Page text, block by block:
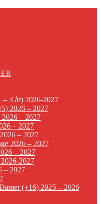
3 år) 2026-2027
2026 – 2027
– 2027
– 2027
– 2027
2026 – 2027
– 2027
2027
– 2027
(+16) 2025 – 2026